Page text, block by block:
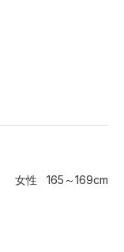
女性 165～169cm